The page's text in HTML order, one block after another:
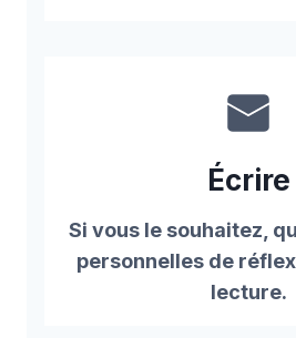
Écrire
Si vous le souhaitez,
personnelles de
lecture.